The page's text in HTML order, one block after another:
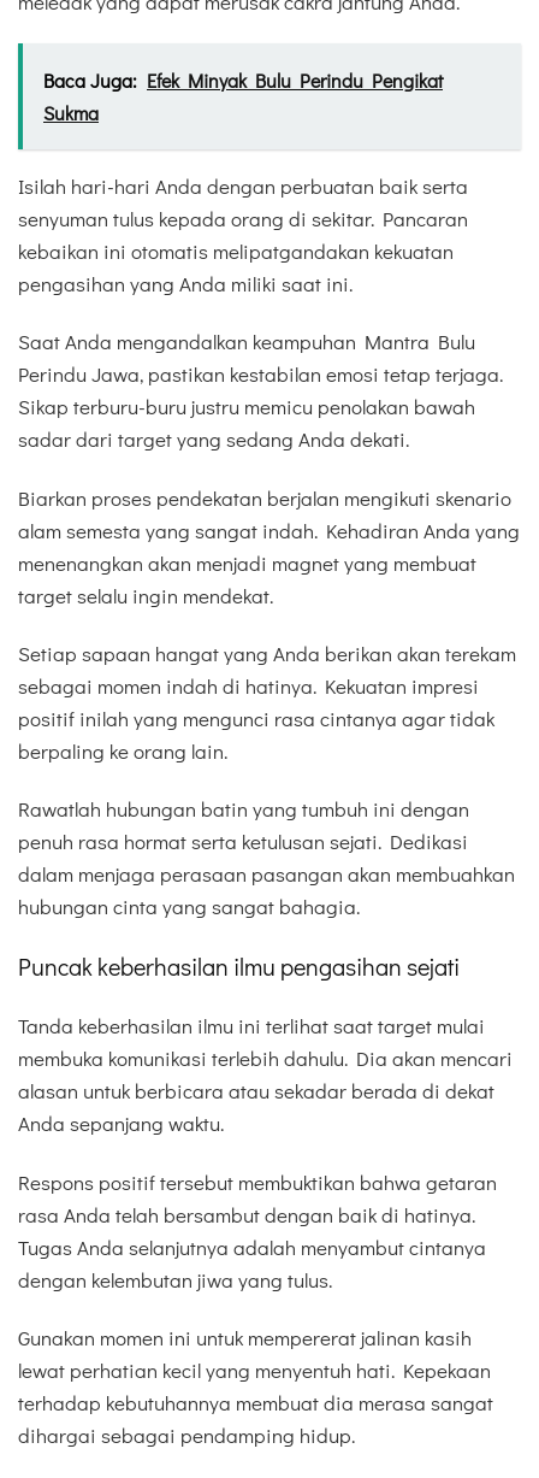
Baca Juga: Efek Minyak Bulu Perindu Pengikat
Sukma
Isilah hari-hari Anda dengan perbuatan baik serta
senyuman tulus kepada orang di sekitar. Pancaran
kebaikan ini otomatis melipatgandakan kekuatan
pengasihan yang Anda miliki saat ini.
Saat Anda mengandalkan keampuhan Mantra Bulu
Perindu Jawa, pastikan kestabilan emosi tetap terjaga.
Sikap terburu-buru justru memicu penolakan bawah
sadar dari target yang sedang Anda dekati.
Biarkan proses pendekatan berjalan mengikuti skenario
alam semesta yang sangat indah. Kehadiran Anda yang
menenangkan akan menjadi magnet yang membuat
target selalu ingin mendekat.
Setiap sapaan hangat yang Anda berikan akan terekam
sebagai momen indah di hatinya. Kekuatan impresi
positif inilah yang mengunci rasa cintanya agar tidak
berpaling ke orang lain.
Rawatlah hubungan batin yang tumbuh ini dengan
penuh rasa hormat serta ketulusan sejati. Dedikasi
dalam menjaga perasaan pasangan akan membuahkan
hubungan cinta yang sangat bahagia.
Puncak keberhasilan ilmu pengasihan sejati
Tanda keberhasilan ilmu ini terlihat saat target mulai
membuka komunikasi terlebih dahulu. Dia akan mencari
alasan untuk berbicara atau sekadar berada di dekat
Anda sepanjang waktu.
Respons positif tersebut membuktikan bahwa getaran
rasa Anda telah bersambut dengan baik di hatinya.
Tugas Anda selanjutnya adalah menyambut cintanya
dengan kelembutan jiwa yang tulus.
Gunakan momen ini untuk mempererat jalinan kasih
lewat perhatian kecil yang menyentuh hati. Kepekaan
terhadap kebutuhannya membuat dia merasa sangat
dihargai sebagai pendamping hidup.